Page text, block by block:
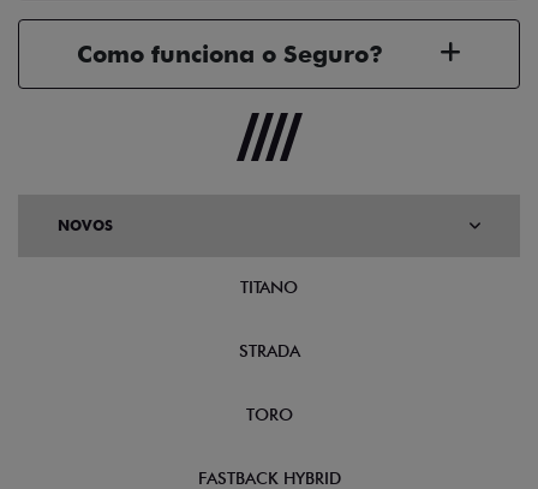
Como funciona o Seguro?
NOVOS
TITANO
STRADA
TORO
FASTBACK HYBRID